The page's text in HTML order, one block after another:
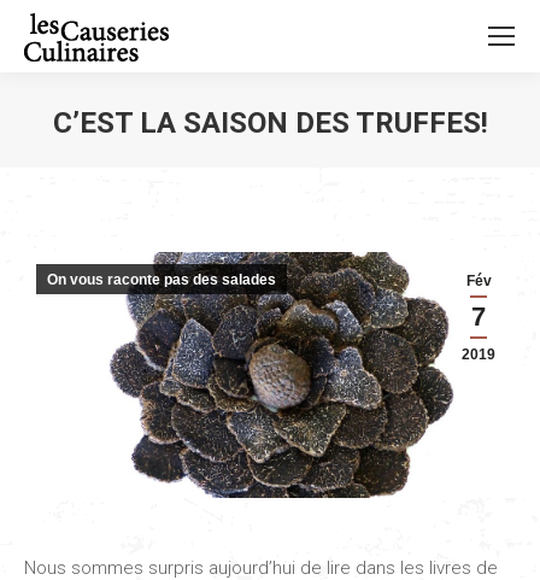
C’EST LA SAISON DES TRUFFES!
Fév
7
2019
On vous raconte pas des salades
Nous sommes surpris aujourd’hui de lire dans les livres de